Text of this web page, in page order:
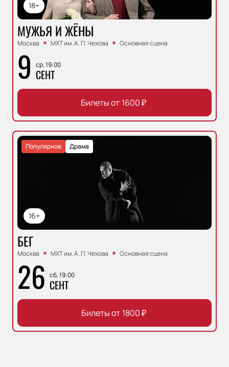
18+
МУЖЬЯ И ЖЁНЫ
Москва МХТ им. А. П. Чехова Основная сцена
9 ср, 19:00
СЕНТ
Билеты от 1600₽
16+
Драма
Популярное
БЕГ
Москва МХТ им. А. П. Чехова Основная сцена
26 сб, 19:00
СЕНТ
Билеты от 1800₽